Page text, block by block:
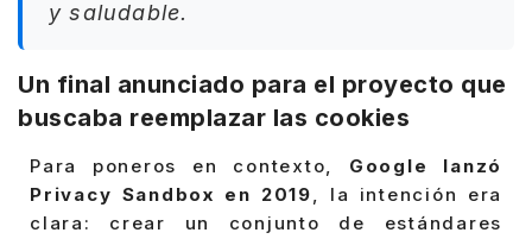
y saludable.
Un final anunciado para el proyecto que
buscaba reemplazar las cookies
Para poneros en contexto, Google lanzó
Privacy Sandbox en 2019, la intención era
clara: crear un conjunto de estándares